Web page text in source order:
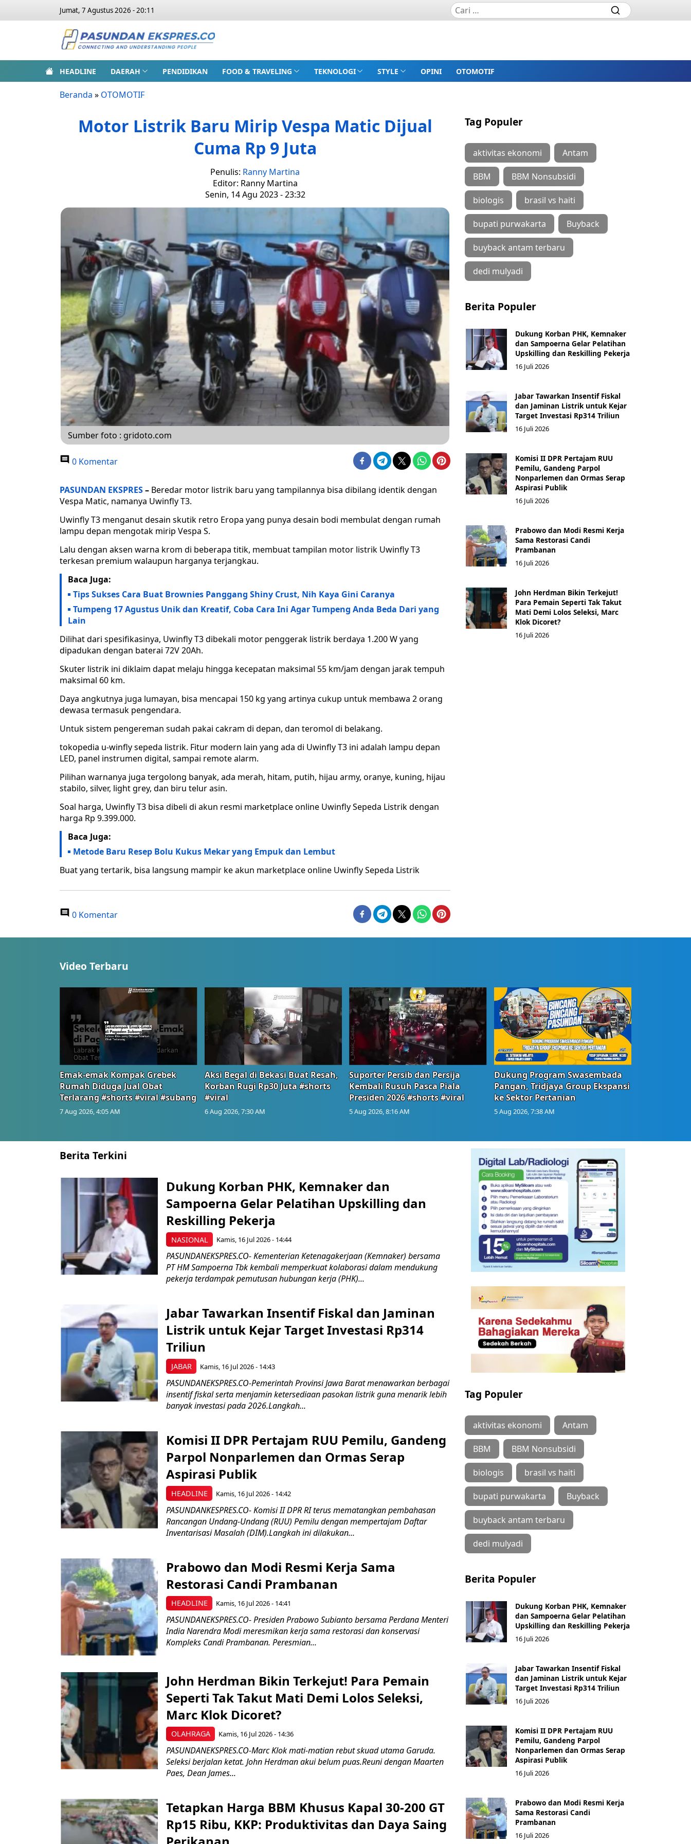
Jumat, 7 Agustus 2026 - 20:11
HEADLINE DAERAH PENDIDIKAN FOOD & TRAVELING TEKNOLOGI STYLE OPINI OTOMOTIF
Beranda » OTOMOTIF
Motor Listrik Baru Mirip Vespa Matic Dijual
Cuma Rp 9 Juta
Penulis: Ranny Martina
Editor: Ranny Martina
Senin, 14 Agu 2023 - 23:32
Sumber foto : gridoto.com
0 Komentar
PASUNDAN EKSPRES– Beredar motor listrik baru yang tampilannya bisa dibilang identik dengan
Vespa Matic, namanya Uwinfly T3.
Uwinfly T3 menganut desain skutik retro Eropa yang punya desain bodi membulat dengan rumah
lampu depan mengotak mirip Vespa S.
Lalu dengan aksen warna krom di beberapa titik, membuat tampilan motor listrik Uwinfly T3
terkesan premium walaupun harganya terjangkau.
Baca Juga:
Tips Sukses Cara Buat Brownies Panggang Shiny Crust, Nih Kaya Gini Caranya
Tumpeng 17 Agustus Unik dan Kreatif, Coba Cara Ini Agar Tumpeng Anda Beda Dari yang
Lain
Dilihat dari spesifikasinya, Uwinfly T3 dibekali motor penggerak listrik berdaya 1.200 W yang
dipadukan dengan baterai 72V 20Ah.
Skuter listrik ini diklaim dapat melaju hingga kecepatan maksimal 55 km/jam dengan jarak tempuh
maksimal 60 km.
Daya angkutnya juga lumayan, bisa mencapai 150 kg yang artinya cukup untuk membawa 2 orang
dewasa termasuk pengendara.
Untuk sistem pengereman sudah pakai cakram di depan, dan teromol di belakang.
tokopedia u-winfly sepeda listrik. Fitur modern lain yang ada di Uwinfly T3 ini adalah lampu depan
LED, panel instrumen digital, sampai remote alarm.
Pilihan warnanya juga tergolong banyak, ada merah, hitam, putih, hijau army, oranye, kuning, hijau
stabilo, silver, light grey, dan biru telur asin.
Soal harga, Uwinfly T3 bisa dibeli di akun resmi marketplace online Uwinfly Sepeda Listrik dengan
harga Rp 9.399.000.
Baca Juga:
Metode Baru Resep Bolu Kukus Mekar yang Empuk dan Lembut
Buat yang tertarik, bisa langsung mampir ke akun marketplace online Uwinfly Sepeda Listrik
0 Komentar
Tag Populer
aktivitas ekonomi Antam
BBM BBM Nonsubsidi
biologis brasil vs haiti
bupati purwakarta Buyback
buyback antam terbaru
dedi mulyadi
Berita Populer
Dukung Korban PHK, Kemnaker
dan Sampoerna Gelar Pelatihan
Upskilling dan Reskilling Pekerja
16 Juli 2026
Jabar Tawarkan Insentif Fiskal
dan Jaminan Listrik untuk Kejar
Target Investasi Rp314 Triliun
16 Juli 2026
Komisi II DPR Pertajam RUU
Pemilu, Gandeng Parpol
Nonparlemen dan Ormas Serap
Aspirasi Publik
16 Juli 2026
Prabowo dan Modi Resmi Kerja
Sama Restorasi Candi
Prambanan
16 Juli 2026
John Herdman Bikin Terkejut!
Para Pemain Seperti Tak Takut
Mati Demi Lolos Seleksi, Marc
Klok Dicoret?
16 Juli 2026
Video Terbaru
Emak-emak Kompak Grebek
Rumah Diduga Jual Obat
Terlarang #shorts #viral #subang
7 Aug 2026, 4:05 AM
Aksi Begal di Bekasi Buat Resah,
Korban Rugi Rp30 Juta #shorts
#viral
6 Aug 2026, 7:30 AM
Suporter Persib dan Persija
Kembali Rusuh Pasca Piala
Presiden 2026 #shorts #viral
5 Aug 2026, 8:16 AM
Dukung Program Swasembada
Pangan, Tridjaya Group Ekspansi
ke Sektor Pertanian
5 Aug 2026, 7:38 AM
Berita Terkini
NASIONAL
Dukung Korban PHK, Kemnaker dan
Sampoerna Gelar Pelatihan Upskilling dan
Reskilling Pekerja
Kamis, 16 Jul 2026 - 14:44
PASUNDANEKSPRES.CO- Kementerian Ketenagakerjaan (Kemnaker) bersama
PT HM Sampoerna Tbk kembali memperkuat kolaborasi dalam mendukung
pekerja terdampak pemutusan hubungan kerja (PHK)...
JABAR
Jabar Tawarkan Insentif Fiskal dan Jaminan
Listrik untuk Kejar Target Investasi Rp314
Triliun
Kamis, 16 Jul 2026 - 14:43
PASUNDANEKSPRES.CO-Pemerintah Provinsi Jawa Barat menawarkan berbagai
insentif fiskal serta menjamin ketersediaan pasokan listrik guna menarik lebih
banyak investasi pada 2026.Langkah...
HEADLINE
Komisi II DPR Pertajam RUU Pemilu, Gandeng
Parpol Nonparlemen dan Ormas Serap
Aspirasi Publik
Kamis, 16 Jul 2026 - 14:42
PASUNDANKESPRES.CO- Komisi II DPR RI terus mematangkan pembahasan
Rancangan Undang-Undang (RUU) Pemilu dengan mempertajam Daftar
Inventarisasi Masalah (DIM).Langkah ini dilakukan...
HEADLINE
Prabowo dan Modi Resmi Kerja Sama
Restorasi Candi Prambanan
Kamis, 16 Jul 2026 - 14:41
PASUNDANEKSPRES.CO- Presiden Prabowo Subianto bersama Perdana Menteri
India Narendra Modi meresmikan kerja sama restorasi dan konservasi
Kompleks Candi Prambanan. Peresmian...
OLAHRAGA
John Herdman Bikin Terkejut! Para Pemain
Seperti Tak Takut Mati Demi Lolos Seleksi,
Marc Klok Dicoret?
Kamis, 16 Jul 2026 - 14:36
PASUNDANEKSPRES.CO-Marc Klok mati-matian rebut skuad utama Garuda.
Seleksi berjalan ketat. John Herdman akui belum puas.Reuni dengan Maarten
Paes, Dean James...
Tetapkan Harga BBM Khusus Kapal 30-200 GT
Rp15 Ribu, KKP: Produktivitas dan Daya Saing
Tag Populer
aktivitas ekonomi Antam
BBM BBM Nonsubsidi
biologis brasil vs haiti
bupati purwakarta Buyback
buyback antam terbaru
dedi mulyadi
Berita Populer
Dukung Korban PHK, Kemnaker
dan Sampoerna Gelar Pelatihan
Upskilling dan Reskilling Pekerja
16 Juli 2026
Jabar Tawarkan Insentif Fiskal
dan Jaminan Listrik untuk Kejar
Target Investasi Rp314 Triliun
16 Juli 2026
Komisi II DPR Pertajam RUU
Pemilu, Gandeng Parpol
Nonparlemen dan Ormas Serap
Aspirasi Publik
16 Juli 2026
Prabowo dan Modi Resmi Kerja
Sama Restorasi Candi
Prambanan
16 Juli 2026